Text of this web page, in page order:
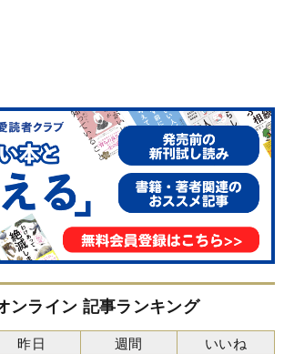
ンライン 記事ランキング
昨日 週間 いいね